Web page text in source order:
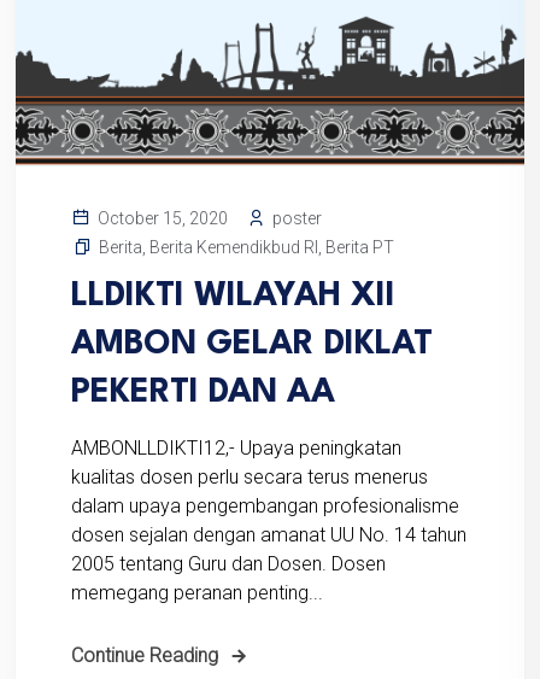
October 15, 2020
poster
Berita Berita Kemendikbud RI Berita PT
LLDIKTI WILAYAH XII
AMBON GELAR DIKLAT
PEKERTI DAN AA
AMBONLLDIKTI12,- Upaya peningkatan
kualitas dosen perlu secara terus menerus
dalam upaya pengembangan profesionalisme
dosen sejalan dengan amanat UU No. 14 tahun
2005 tentang Guru dan Dosen. Dosen
memegang peranan penting...
Continue Reading